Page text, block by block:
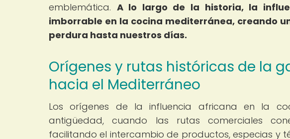
emblemática. A lo largo de la historia, la
imborrable en la cocina mediterránea, creando
perdura hasta nuestros días.
Orígenes y rutas históricas de la
hacia el Mediterráneo
Los orígenes de la influencia africana en la
antigüedad, cuando las rutas comerciales
facilitando el intercambio de productos, especias y